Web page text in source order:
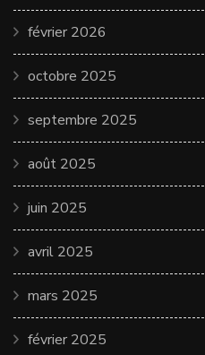
février 2026
octobre 2025
septembre 2025
août 2025
juin 2025
avril 2025
mars 2025
février 2025